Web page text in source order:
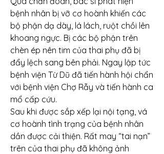
bệnh nhân bị vỡ cơ hoành khiến các
bộ phận dạ dày, lá lách, ruột chồi lên
khoang ngực. Bị các bộ phận trên
chèn ép nên tim của thai phụ đã bị
đẩy lệch sang bên phải. Ngay lập tức
bệnh viện Từ Dũ đã tiến hành hội chẩn
với bệnh viện Chợ Rẫy và tiến hành ca
mổ cấp cứu.
Sau khi được sắp xếp lại nội tạng, vá
cơ hoành tình trạng của bệnh nhân
dần được cải thiện. Rất may “tai nạn”
trên của thai phụ đã không ảnh